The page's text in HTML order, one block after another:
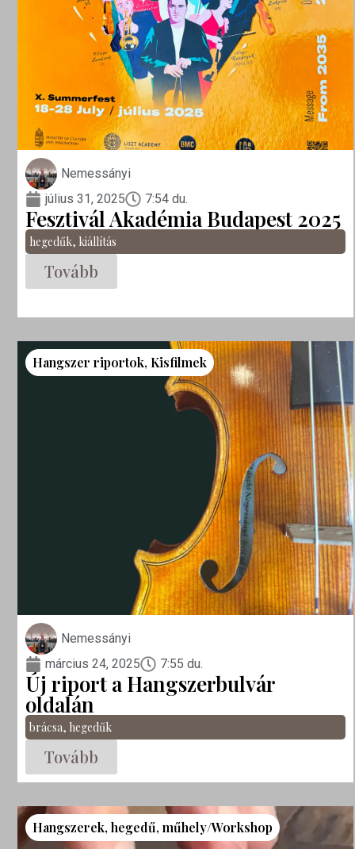
Nemessányi
július 31, 2025
7:54 du.
Fesztivál Akadémia Budapest 2025
hegedűk, kiállítás
Tovább
Hangszer riportok, Kisfilmek
Nemessányi
március 24, 2025
7:55 du.
Új riport a Hangszerbulvár
oldalán
brácsa, hegedűk
Tovább
Hangszerek,hegedű,műhely/Workshop